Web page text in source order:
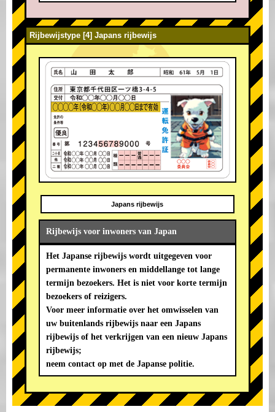
Rijbewijstype [4] Japans rijbewijs
Japans rijbewijs
Rijbewijs voor inwoners van Japan
Het Japanse rijbewijs wordt uitgegeven voor
permanente inwoners en middellange tot lange
termijn bezoekers. Het is niet voor korte termijn
bezoekers of reizigers.
Voor meer informatie over het omwisselen van
uw buitenlands rijbewijs naar een Japans
rijbewijs of het verkrijgen van een nieuw Japans
rijbewijs;
neem contact op met de Japanse politie.